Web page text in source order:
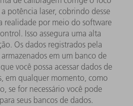
potência laser, cobrindo desse
realidade por meio do software
Isso assegura uma alta
Os dados registrados pela
em um banco de
você possa acessar dados de
em qualquer momento, como
se for necessário você pode
seus bancos de dados.